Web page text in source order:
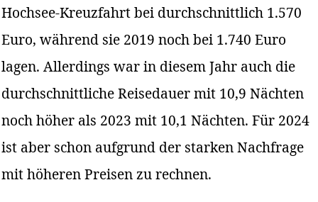
Hochsee-Kreuzfahrt bei durchschnittlich 1.570
Euro, während sie 2019 noch bei 1.740 Euro
lagen. Allerdings war in diesem Jahr auch die
durchschnittliche Reisedauer mit 10,9 Nächten
noch höher als 2023 mit 10,1 Nächten. Für 2024
ist aber schon aufgrund der starken Nachfrage
mit höheren Preisen zu rechnen.